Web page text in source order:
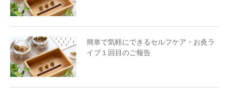
簡単で気軽にできるセルフケア・お灸ラ
イブ１回目のご報告